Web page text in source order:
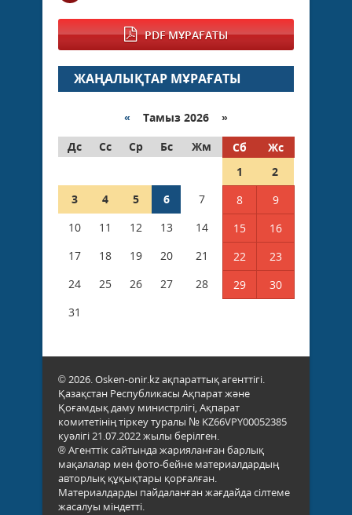
PDF МҰРАҒАТЫ
ЖАҢАЛЫҚТАР МҰРАҒАТЫ
« Тамыз 2026 »
Дс
Сс Ср Бс Жм Сб
Жс
1
2
3
4 5 6 7 8
9
10
11 12 13 14 15
16
17
18 19 20 21 22
23
24
25 26 27 28 29
30
31
© 2026. Osken-onir.kz ақпараттық агенттігі.
Қазақстан Республикасы Ақпарат және
Қоғамдық даму министрлігі, Ақпарат
комитетінің тіркеу туралы № KZ66VPY00052385
куәлігі 21.07.2022 жылы берілген.
® Агенттік сайтында жарияланған барлық
мақалалар мен фото-бейне материалдардың
авторлық құқықтары қорғалған.
Материалдарды пайдаланған жағдайда сілтеме
жасалуы міндетті.